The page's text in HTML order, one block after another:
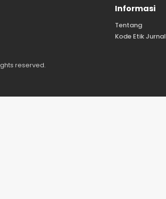
Informasi
Tentang
Kode Etik
reserved.